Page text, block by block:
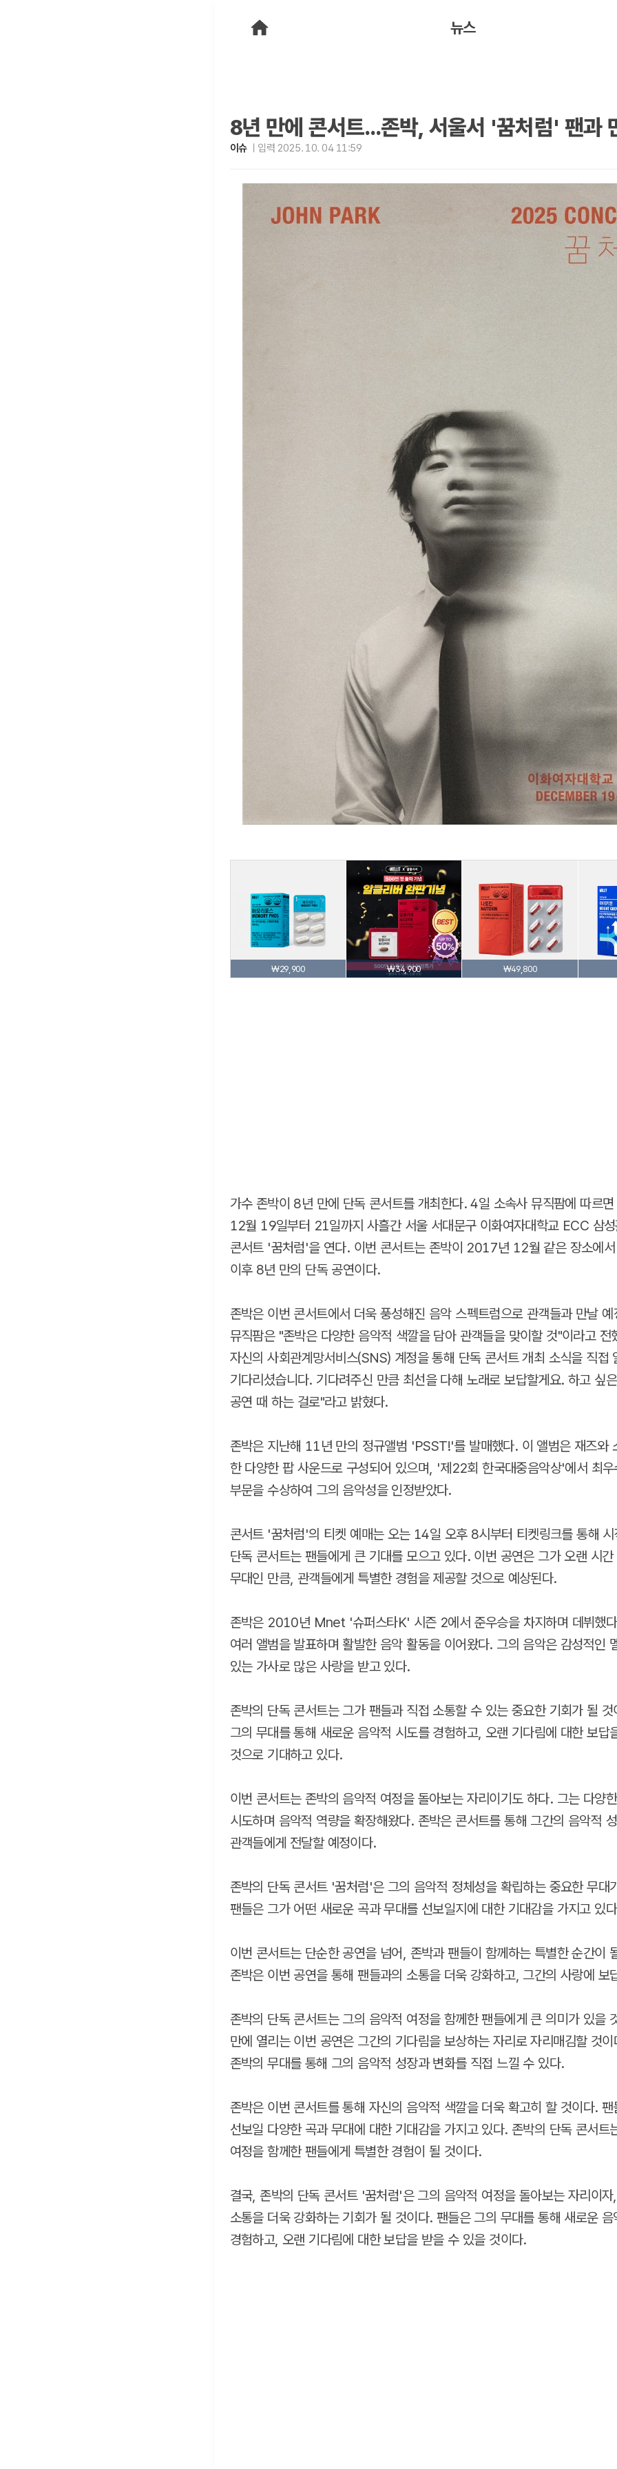
뉴스
8년 만에 콘서트...존박, 서울서 '꿈처럼' 팬과
이슈 입력 2025. 10. 04 11:59
₩29,900 ₩34,900 ₩49,800
가수 존박이 8년 만에 단독 콘서트를 개최한다. 4일 소속사 뮤직팜에 따르
12월 19일부터 21일까지 사흘간 서울 서대문구 이화여자대학교 ECC 삼
콘서트 '꿈처럼'을 연다. 이번 콘서트는 존박이 2017년 12월 같은 장소에
이후 8년 만의 단독 공연이다.
존박은 이번 콘서트에서 더욱 풍성해진 음악 스펙트럼으로 관객들과 만날 예
뮤직팜은 "존박은 다양한 음악적 색깔을 담아 관객들을 맞이할 것"이라고 전
자신의 사회관계망서비스(SNS) 계정을 통해 단독 콘서트 개최 소식을 직접
기다리셨습니다. 기다려주신 만큼 최선을 다해 노래로 보답할게요. 하고 싶
공연 때 하는 걸로"라고 밝혔다.
존박은 지난해 11년 만의 정규앨범 'PSST!'를 발매했다. 이 앨범은 재즈와
한 다양한 팝 사운드로 구성되어 있으며, '제22회 한국대중음악상'에서 최
부문을 수상하여 그의 음악성을 인정받았다.
콘서트 '꿈처럼'의 티켓 예매는 오는 14일 오후 8시부터 티켓링크를 통해
단독 콘서트는 팬들에게 큰 기대를 모으고 있다. 이번 공연은 그가 오랜 시
무대인 만큼, 관객들에게 특별한 경험을 제공할 것으로 예상된다.
존박은 2010년 Mnet '슈퍼스타K' 시즌 2에서 준우승을 차지하며 데뷔했
여러 앨범을 발표하며 활발한 음악 활동을 이어왔다. 그의 음악은 감성적인
있는 가사로 많은 사랑을 받고 있다.
존박의 단독 콘서트는 그가 팬들과 직접 소통할 수 있는 중요한 기회가 될
그의 무대를 통해 새로운 음악적 시도를 경험하고, 오랜 기다림에 대한 보답
것으로 기대하고 있다.
이번 콘서트는 존박의 음악적 여정을 돌아보는 자리이기도 하다. 그는 다양
시도하며 음악적 역량을 확장해왔다. 존박은 콘서트를 통해 그간의 음악적
관객들에게 전달할 예정이다.
존박의 단독 콘서트 '꿈처럼'은 그의 음악적 정체성을 확립하는 중요한 무대
팬들은 그가 어떤 새로운 곡과 무대를 선보일지에 대한 기대감을 가지고 있
이번 콘서트는 단순한 공연을 넘어, 존박과 팬들이 함께하는 특별한 순간이
존박은 이번 공연을 통해 팬들과의 소통을 더욱 강화하고, 그간의 사랑에 보
존박의 단독 콘서트는 그의 음악적 여정을 함께한 팬들에게 큰 의미가 있을
만에 열리는 이번 공연은 그간의 기다림을 보상하는 자리로 자리매김할 것
존박의 무대를 통해 그의 음악적 성장과 변화를 직접 느낄 수 있다.
존박은 이번 콘서트를 통해 자신의 음악적 색깔을 더욱 확고히 할 것이다. 팬
선보일 다양한 곡과 무대에 대한 기대감을 가지고 있다. 존박의 단독 콘서트
여정을 함께한 팬들에게 특별한 경험이 될 것이다.
결국, 존박의 단독 콘서트 '꿈처럼'은 그의 음악적 여정을 돌아보는 자리이
소통을 더욱 강화하는 기회가 될 것이다. 팬들은 그의 무대를 통해 새로운 음
경험하고, 오랜 기다림에 대한 보답을 받을 수 있을 것이다.